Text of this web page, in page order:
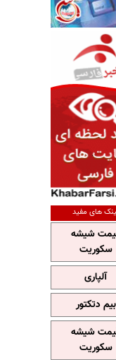
های مفید
شیشه
سکوریت
آلپاری
بیم دتکتور
شیشه
سکوریت